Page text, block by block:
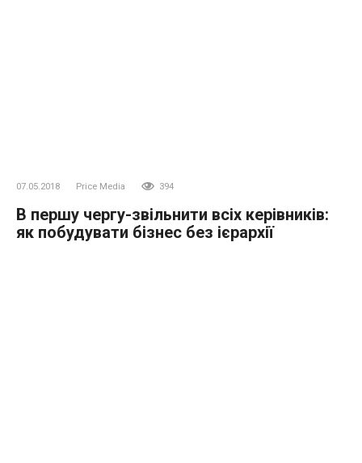
07.05.2018 Price Media 394
В першу чергу-звільнити всіх керівників:
як побудувати бізнес без ієрархії